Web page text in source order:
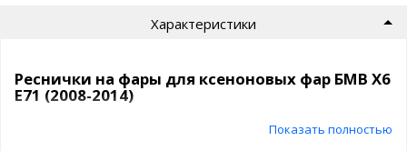
Характеристики
Реснички на фары для ксеноновых фар БМВ Х6
E71 (2008-2014)
Показать полностью